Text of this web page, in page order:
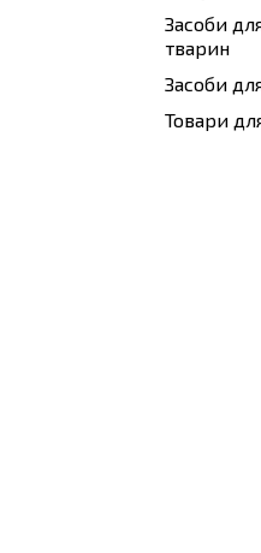
Засоби
тварин
Засоби
Товари